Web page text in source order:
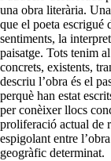
una obra literària.
que el poeta escrigué
sentiments, la
paisatge. Tots tenim
concrets, existents,
descriu l’obra és el
perquè han estat
per conèixer llocs
proliferació actual de
espigolant entre
geogràfic determinat.